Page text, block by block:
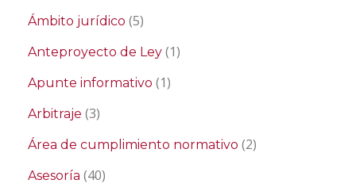
Ámbito jurídico (5)
Anteproyecto de Ley (1)
Apunte informativo (1)
Arbitraje (3)
Área de cumplimiento normativo (2)
Asesoría (40)